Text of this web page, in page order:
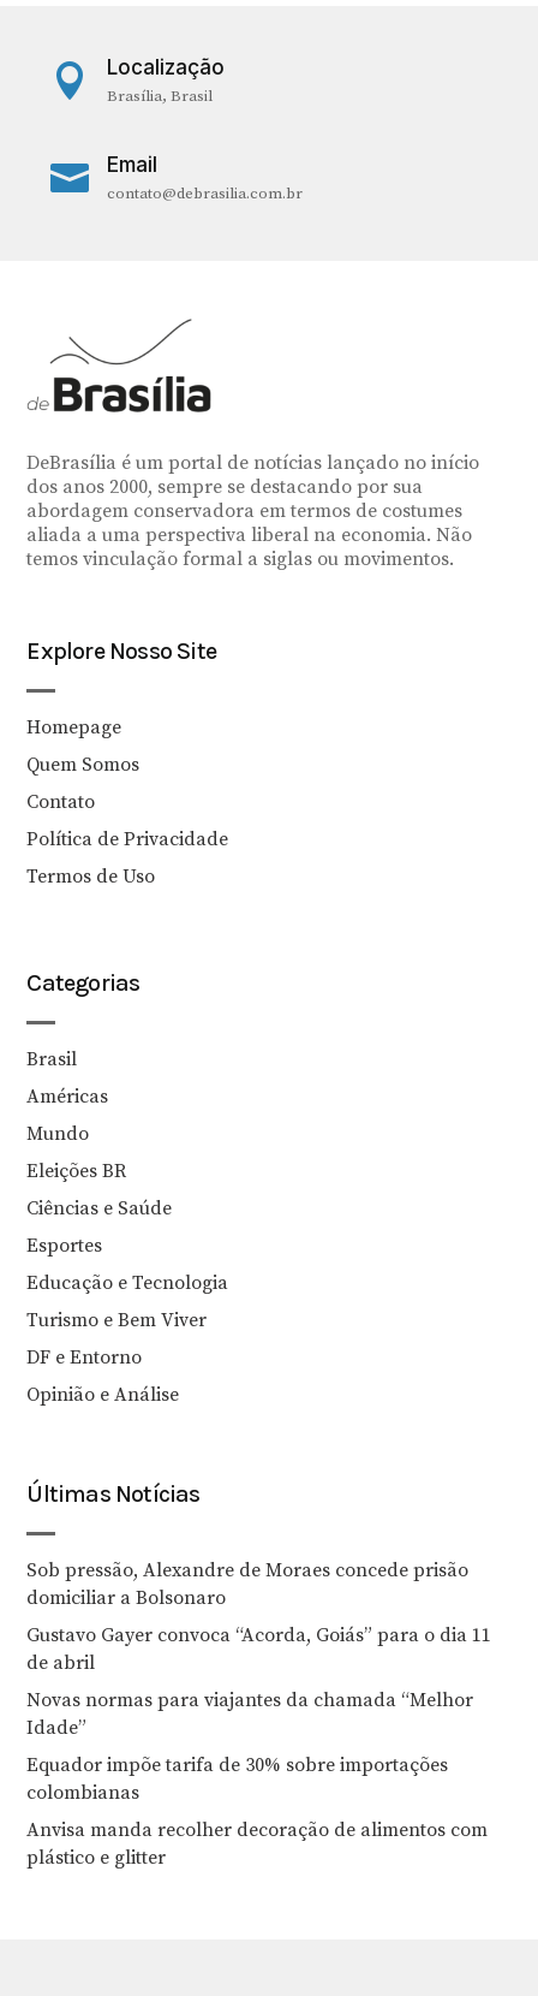
 Localização
Brasília, Brasil
 Email
contato@debrasilia.com.br
DeBrasília é um portal de notícias lançado no início
dos anos 2000, sempre se destacando por sua
abordagem conservadora em termos de costumes
aliada a uma perspectiva liberal na economia. Não
temos vinculação formal a siglas ou movimentos.
Explore Nosso Site
Homepage
Quem Somos
Contato
Política de Privacidade
Termos de Uso
Categorias
Brasil
Américas
Mundo
Eleições BR
Ciências e Saúde
Esportes
Educação e Tecnologia
Turismo e Bem Viver
DF e Entorno
Opinião e Análise
Últimas Notícias
Sob pressão, Alexandre de Moraes concede prisão
domiciliar a Bolsonaro
Gustavo Gayer convoca “Acorda, Goiás” para o dia 11
de abril
Novas normas para viajantes da chamada “Melhor
Idade”
Equador impõe tarifa de 30% sobre importações
colombianas
Anvisa manda recolher decoração de alimentos com
plástico e glitter